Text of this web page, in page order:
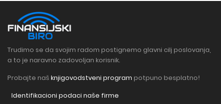
Trudimo se da svojim radom postignemo glavni cilj poslovanja,
a to je naravno zadovoljan korisnik.
Probajte naš knjigovodstveni program potpuno besplatno!
Identifikacioni podaci naše firme